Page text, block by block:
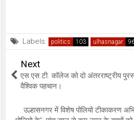
Labels: politics ulhasnagar
Next
एस.एस.टी. कॉलेज को दो अंतरराष्ट्रीय
वैश्विक पहचान।
उल्हासनगर में विशेष पोलियो टीकाकरण